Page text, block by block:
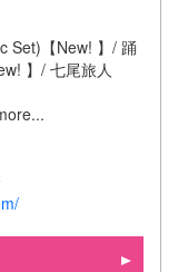
Set)【New! 】/ 踊
】/ 七尾旅人